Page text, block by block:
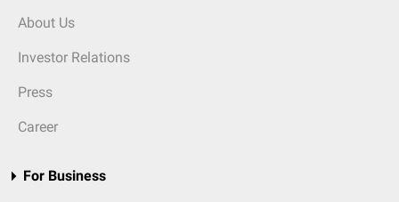
About Us
Investor Relations
Press
Career
For Business